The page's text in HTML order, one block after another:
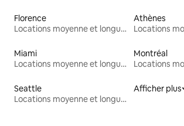
Florence
Locations moyenne et longue durée
Athènes
Miami
Locations moyenne et longue durée
Montréal
Seattle
Locations moyenne et longue durée
Afficher plus